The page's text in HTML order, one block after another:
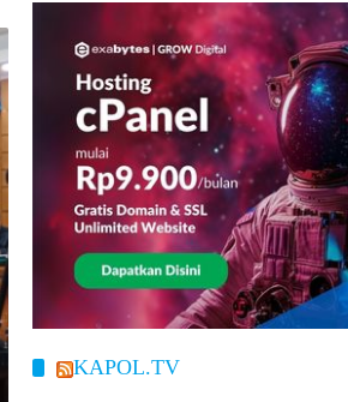
KAPOL.TV